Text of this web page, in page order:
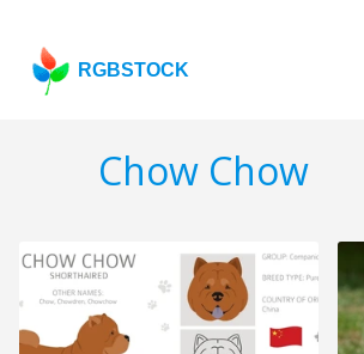
RGBSTOCK
Chow Chow